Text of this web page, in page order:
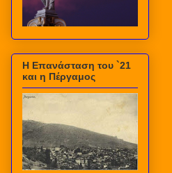
Η Επανάσταση του `21
και η Πέργαμος